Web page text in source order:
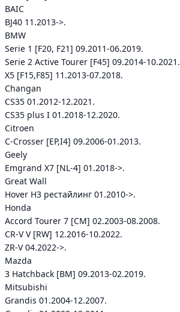
BAIC
BJ40 11.2013->.
BMW
Serie 1 [F20, F21] 09.2011-06.2019.
Serie 2 Active Tourer [F45] 09.2014-10.2021.
X5 [F15,F85] 11.2013-07.2018.
Changan
CS35 01.2012-12.2021.
CS35 plus I 01.2018-12.2020.
Citroen
C-Crosser [EP,I4] 09.2006-01.2013.
Geely
Emgrand X7 [NL-4] 01.2018->.
Great Wall
Hover H3 рестайлинг 01.2010->.
Honda
Accord Tourer 7 [CM] 02.2003-08.2008.
CR-V V [RW] 12.2016-10.2022.
ZR-V 04.2022->.
Mazda
3 Hatchback [BM] 09.2013-02.2019.
Mitsubishi
Grandis 01.2004-12.2007.